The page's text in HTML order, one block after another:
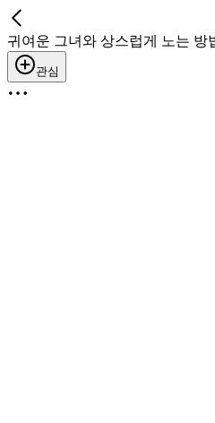
귀여운 그녀와 상스럽게 노는 방
관심